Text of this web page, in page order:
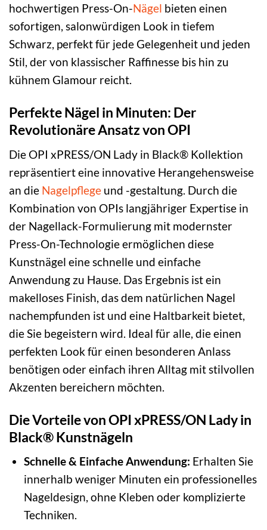
hochwertigen Press-On-Nägel bieten einen
sofortigen, salonwürdigen Look in tiefem
Schwarz, perfekt für jede Gelegenheit und jeden
Stil, der von klassischer Raffinesse bis hin zu
kühnem Glamour reicht.
Perfekte Nägel in Minuten: Der
Revolutionäre Ansatz von OPI
Die OPI xPRESS/ON Lady in Black® Kollektion
repräsentiert eine innovative Herangehensweise
an die Nagelpflege und -gestaltung. Durch die
Kombination von OPIs langjähriger Expertise in
der Nagellack-Formulierung mit modernster
Press-On-Technologie ermöglichen diese
Kunstnägel eine schnelle und einfache
Anwendung zu Hause. Das Ergebnis ist ein
makelloses Finish, das dem natürlichen Nagel
nachempfunden ist und eine Haltbarkeit bietet,
die Sie begeistern wird. Ideal für alle, die einen
perfekten Look für einen besonderen Anlass
benötigen oder einfach ihren Alltag mit stilvollen
Akzenten bereichern möchten.
Die Vorteile von OPI xPRESS/ON Lady in
Black® Kunstnägeln
Schnelle & Einfache Anwendung: Erhalten Sie
innerhalb weniger Minuten ein professionelles
Nageldesign, ohne Kleben oder komplizierte
Techniken.